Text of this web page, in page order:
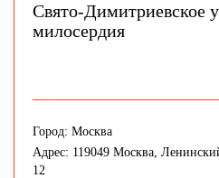
Свято-Димитриевское
милосердия
Город: Москва
Адрес: 119049 Москва,
12